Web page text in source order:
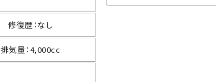
修復歴 ：なし
排気量：4,000cc